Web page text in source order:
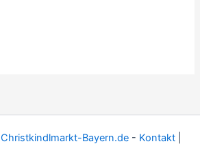
Christkindlmarkt-Bayern.de- Kontakt|